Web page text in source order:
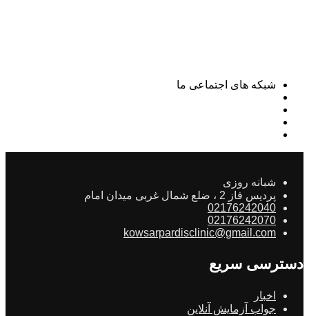
شبکه های اجتماعی ما
شبانه روزی
پردیس فاز 2 ، ضلع شمال غربی میدان امام
02176242040
02176242070
kowsarpardisclinic@gmail.com
دسترسی سریع
اخبار
جواب آزمایش آنلاین